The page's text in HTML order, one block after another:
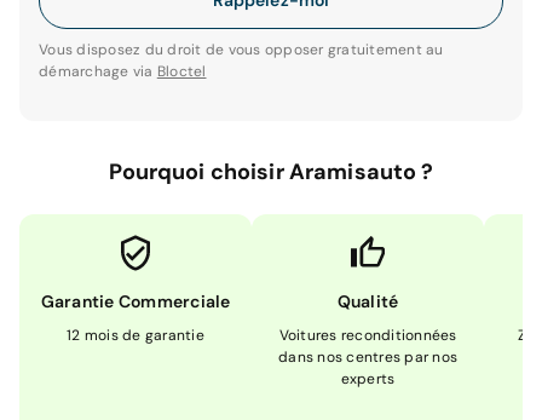
Vous disposez du droit de vous opposer gratuitement au
démarchage via Bloctel
Pourquoi choisir Aramisauto ?
Garantie Commerciale
12 mois de garantie
Qualité
Voitures reconditionnées
dans nos centres par nos
experts